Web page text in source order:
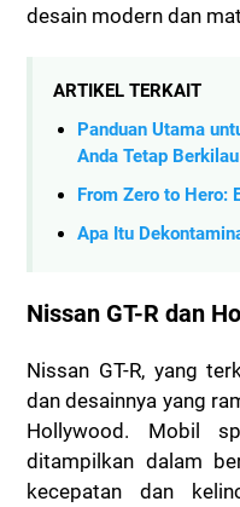
desain modern dan
ARTIKEL TERKAIT
Panduan Utama
Anda Tetap Berkilau
From Zero to Hero:
Apa Itu
Nissan GT-R dan
Nissan GT-R, yang
dan desainnya yang
Hollywood. Mobil
ditampilkan dalam
kecepatan dan